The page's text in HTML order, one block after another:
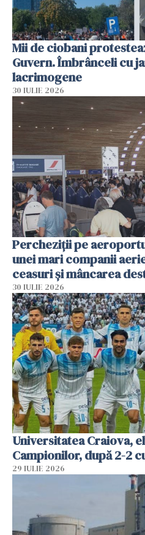
Mii de ciobani
Guvern. Îmbrânceli cu
lacrimogene
30 IULIE 2026
Percheziții pe
unei mari companii
ceasuri și mâncarea
30 IULIE 2026
Universitatea Craiova,
Campionilor, după 2-2
29 IULIE 2026